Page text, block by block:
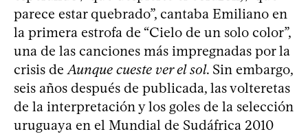
parece estar quebrado”, cantaba Emiliano en
la primera estrofa de “Cielo de un solo color”,
una de las canciones más impregnadas por la
crisis de Aunque cueste ver el sol. Sin embargo,
seis años después de publicada, las volteretas
de la interpretación y los goles de la selección
uruguaya en el Mundial de Sudáfrica 2010